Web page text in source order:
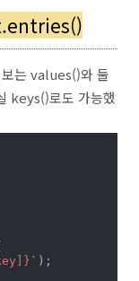
는 values()와 둘
keys()로도 가능했
` );